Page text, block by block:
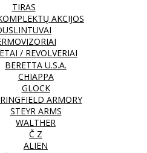
TIRAS
AKCIJOS
/ REVOLVERIAI
BERETTA U.S.A.
CHIAPPA
GLOCK
ARMORY
STEYR ARMS
WALTHER
Č Z
ALIEN